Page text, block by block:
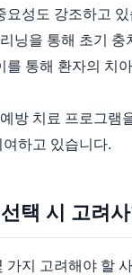
요성도 강조하고
닝을 통해 초기 충
를 통해 환자의 치
방 치료 프로그램
하고 있습니다.
택 시 고려
가지 고려해야 할